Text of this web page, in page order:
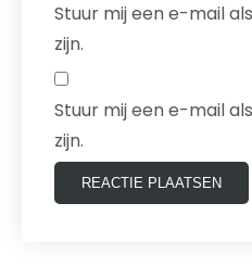
Stuur mij een e-mail
zijn.
Stuur mij een e-mail
zijn.